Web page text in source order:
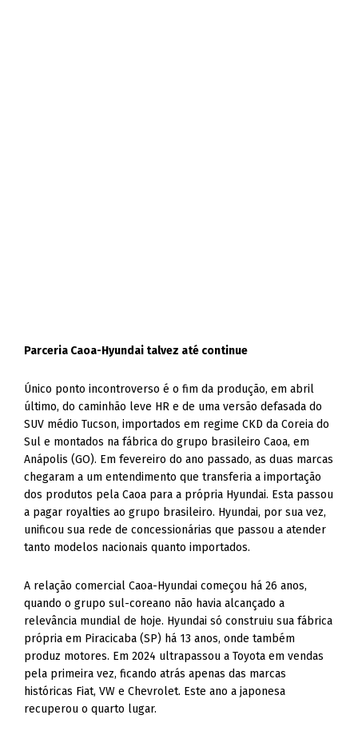
Parceria Caoa-Hyundai talvez até continue
Único ponto incontroverso é o fim da produção, em abril
último, do caminhão leve HR e de uma versão defasada do
SUV médio Tucson, importados em regime CKD da Coreia do
Sul e montados na fábrica do grupo brasileiro Caoa, em
Anápolis (GO). Em fevereiro do ano passado, as duas marcas
chegaram a um entendimento que transferia a importação
dos produtos pela Caoa para a própria Hyundai. Esta passou
a pagar royalties ao grupo brasileiro. Hyundai, por sua vez,
unificou sua rede de concessionárias que passou a atender
tanto modelos nacionais quanto importados.
A relação comercial Caoa-Hyundai começou há 26 anos,
quando o grupo sul-coreano não havia alcançado a
relevância mundial de hoje. Hyundai só construiu sua fábrica
própria em Piracicaba (SP) há 13 anos, onde também
produz motores. Em 2024 ultrapassou a Toyota em vendas
pela primeira vez, ficando atrás apenas das marcas
históricas Fiat, VW e Chevrolet. Este ano a japonesa
recuperou o quarto lugar.